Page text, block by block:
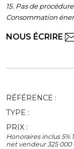
15. Pas de
Consommation
NOUS ÉCRIRE
RÉFÉRENCE :
TYPE :
PRIX :
Honoraires inclus 5%
net vendeur 325 000